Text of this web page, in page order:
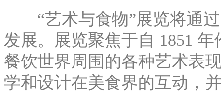
“艺术与食物”展览将通过
发展。展览聚焦于自 1851
餐饮世界周围的各种艺术表
学和设计在美食界的互动，